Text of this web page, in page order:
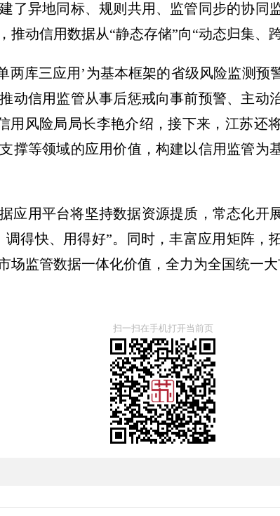
了异地同标、规则共用、监管同步的协同
动信用数据从“静态存储”向“动态归集、
两库三应用’为基本框架的省级风险监测
动信用监管从事后惩戒向事前预警、主动
用风险局局长李艳介绍，接下来，江苏还
撑等领域的应用价值，构建以信用监管为
应用平台将坚持数据资源提质，常态化开
得快、用得好”。同时，丰富应用矩阵，
场监管数据一体化价值，全力为全国统一大
扫一扫在手机打开当前页